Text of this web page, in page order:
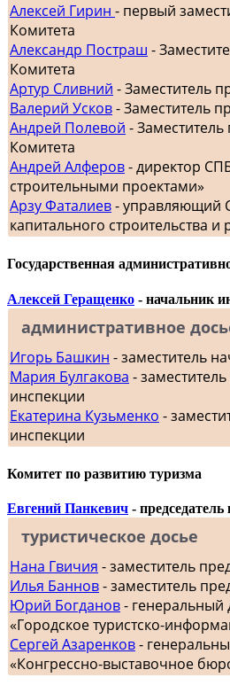
Алексей Гирин - первый
Комитета
Александр Постраш -
Комитета
Артур Сливний - Заместитель
Валерий Усков- Заместитель
Андрей Полевой - Заместитель
Комитета
Андрей Алферов- директор
строительными проектами»
Арзу Фаталиев- управляющий
капитального строительства и
Государственная
Алексей Геращенко - начальник
административное
Игорь Башкин - заместитель
Мария Булгакова -
инспекции
Екатерина Кузьменко -
инспекции
Комитет по развитию туризма
Евгений Панкевич - председатель
туристическое досье
Нана Гвичия - заместитель
Илья Баннов- заместитель
Юрий Богданов- генеральный
«Городское туристско-
Сергей Азаренков-
«Конгрессно-выставочное